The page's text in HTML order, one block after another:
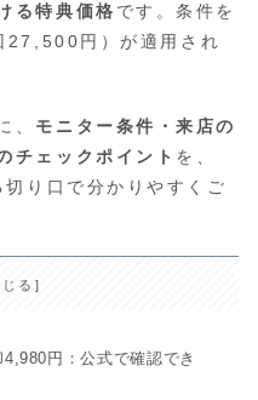
る特典価格 です。条件を
27,500円）が適用され
、 モニター条件・来店の
チェックポイント を、
り口で分かりやすくご
円：公式で確認でき